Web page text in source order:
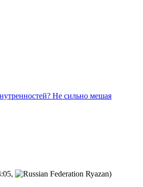
Не сильно мешая
, )